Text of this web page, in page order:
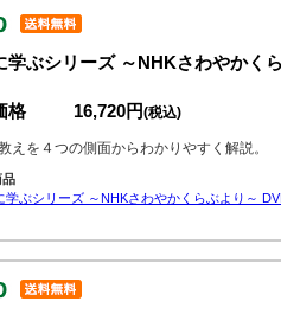
学ぶシリーズ ～NHKさわやかく
格 16,720円(税込)
えを４つの側面からわかりやすく解説。
品
学ぶシリーズ ～NHKさわやかくらぶより～